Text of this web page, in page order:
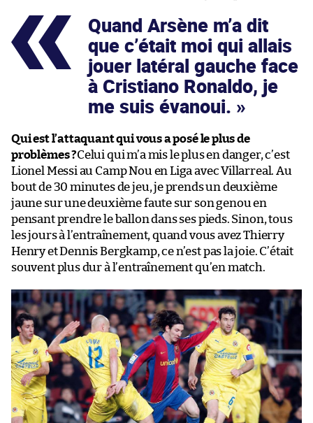
Quand Arsène m’a dit
que c’était moi qui allais
jouer latéral gauche face
à Cristiano Ronaldo, je
me suis évanoui.
Qui est l’attaquant qui vous a posé le plus de
problèmes ?Celui qui m’a mis le plus en danger, c’est
Lionel Messi au Camp Nou en Liga avec Villarreal. Au
bout de 30 minutes de jeu, je prends un deuxième
jaune sur une deuxième faute sur son genou en
pensant prendre le ballon dans ses pieds. Sinon, tous
les jours à l’entraînement, quand vous avez Thierry
Henry et Dennis Bergkamp, ce n’est pas la joie. C’était
souvent plus dur à l’entraînement qu’en match.